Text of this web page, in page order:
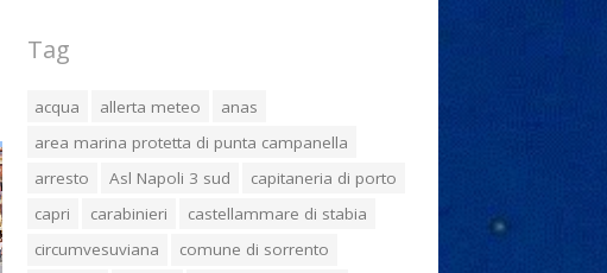
Tag
acqua allerta meteo
anas
area marina protetta di punta campanella
arresto
Asl Napoli 3 sud
capitaneria di porto
capri
carabinieri
castellammare di stabia
circumvesuviana
comune di sorrento